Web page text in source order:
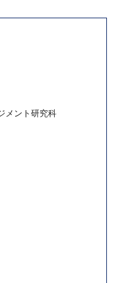
メント研究科